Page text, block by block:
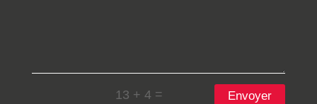
13 + 4 = Envoyer